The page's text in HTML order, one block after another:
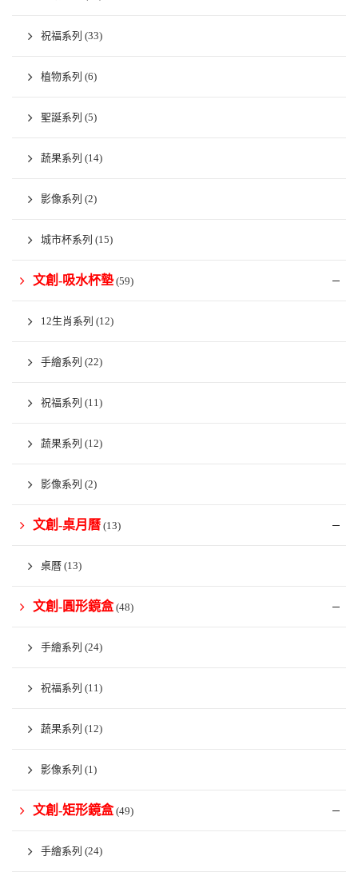
祝福系列 (33)
植物系列 (6)
聖誕系列 (5)
蔬果系列 (14)
影像系列 (2)
城市杯系列 (15)
文創-吸水杯墊 (59)
12生肖系列 (12)
手繪系列 (22)
祝福系列 (11)
蔬果系列 (12)
影像系列 (2)
文創-桌月曆 (13)
桌曆 (13)
文創-圓形鏡盒 (48)
手繪系列 (24)
祝福系列 (11)
蔬果系列 (12)
影像系列 (1)
文創-矩形鏡盒 (49)
手繪系列 (24)